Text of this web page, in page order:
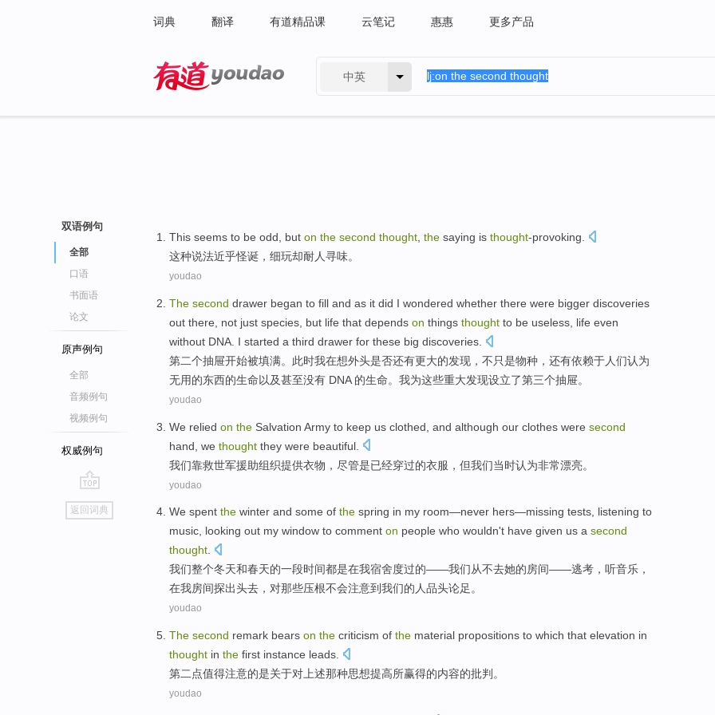
词典 翻译 有道精品课 云笔记 惠惠 更多产品
中英
双语例句
全部
口语
书面语
论文
原声例句
全部
音频例句
视频例句
权威例句
go
top
返回词典
This seems to be odd but on the second thought the saying is thought-provoking
这种说法近乎怪诞 ，细玩却耐人寻味。
youdao
The second drawer began to fill and as it did I wondered whether there were bigger discoveries
out there, not just species, but life that depends on things thought to be useless, life even
without DNA. I started a third drawer for these big discoveries.
第二个抽屉开始被填满。此时我在想外头是否还有更大的发现，不只是物种，还有依赖于人们认为
无用的东西的生命以及甚至没有 DNA 的生命。我为这些重大发现设立了第三个抽屉。
youdao
We relied on the Salvation Army to keep us clothed , and although our clothes were second
hand, we thought they were beautiful
我们靠救世军援助组织提供衣物 ， 尽管是已经穿过的衣服 ，但我们当时认为非常漂亮。
youdao
We spent the winter and some of the spring in my room—never hers—missing tests, listening to
music, looking out my window to comment on people who wouldn't have given us a second
thought.
我们整个冬天和春天的一段时间都是在我宿舍度过的——我们从不去她的房间——逃考 ， 听音乐 ，
在我房间探出头去 ， 对那些压根不会注意到我们的人品头论足。
youdao
The second remark bears on the criticism of the material propositions to which that elevation in
thought in the first instance leads.
第二 点值得注意的是关于对 上述那种思想提高所赢得的内容的批判 。
youdao